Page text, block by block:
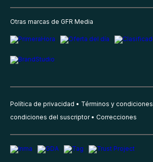
Otras marcas de GFR Media
Política de privacidad Términos y condiciones
condiciones del suscriptor
Correcciones